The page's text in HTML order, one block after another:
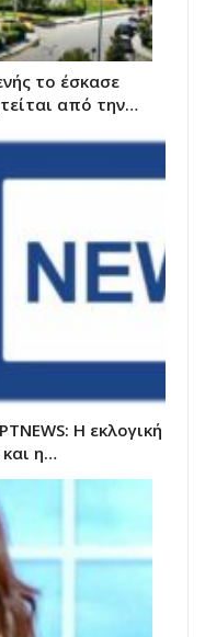
το έσκασε
από την…
Η εκλογική
και η…